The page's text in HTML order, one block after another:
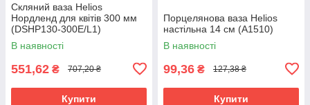
Скляний ваза Helios
Нордленд для квітів 300 мм
(DSHP130-300E/L1)
В наявності
551,62 ₴ 707,20 ₴
Купити
Порцелянова ваза Helios
настільна 14 см (A1510)
В наявності
99,36 ₴ 127,38 ₴
Купити